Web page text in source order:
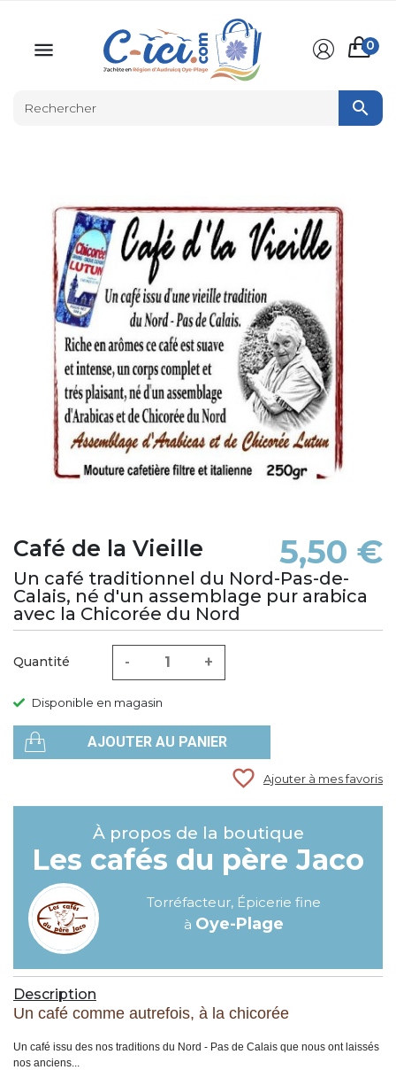
 0

Café de la Vieille 5,50 €
Un café traditionnel du Nord-Pas-de-
Calais, né d'un assemblage pur arabica
avec la Chicorée du Nord
Quantité - +
Disponible en magasin
AJOUTER AU PANIER
favorite_border Ajouter à mes favoris
À propos de la boutique
Les cafés du père Jaco
Torréfacteur, Épicerie fine
à Oye-Plage
Description
Un café comme autrefois, à la chicorée
Un café issu des nos traditions du Nord - Pas de Calais que nous ont laissés
nos anciens...